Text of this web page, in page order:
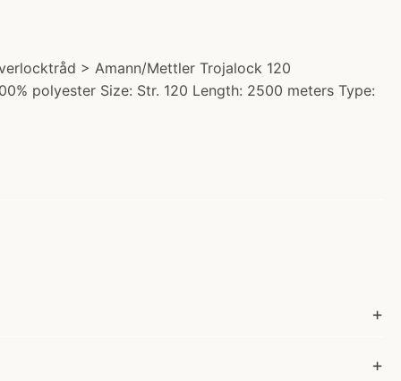
> Amann/Mettler Trojalock 120
polyester Size: Str. 120 Length: 2500 meters Type: